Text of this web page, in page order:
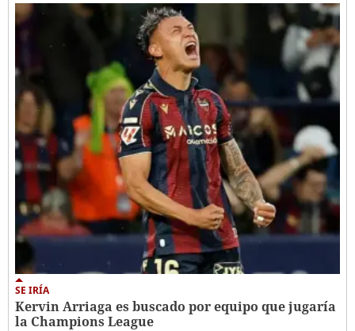
SE IRÍA
Kervin Arriaga es buscado por equipo que jugaría
la Champions League